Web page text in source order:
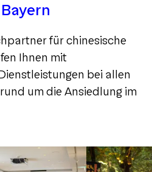
für chinesische
Ihnen mit
bei allen
um die Ansiedlung im